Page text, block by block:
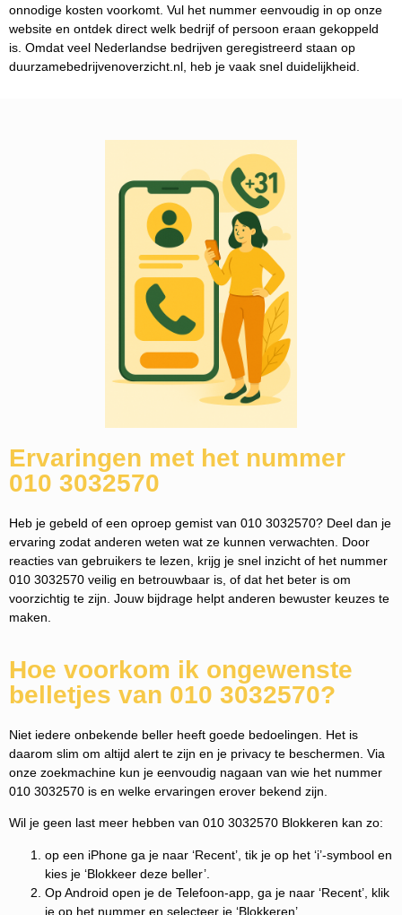
onnodige kosten voorkomt. Vul het nummer eenvoudig in op onze
website en ontdek direct welk bedrijf of persoon eraan gekoppeld
is. Omdat veel Nederlandse bedrijven geregistreerd staan op
duurzamebedrijvenoverzicht.nl, heb je vaak snel duidelijkheid.
Ervaringen met het nummer
010 3032570
Heb je gebeld of een oproep gemist van 010 3032570? Deel dan je
ervaring zodat anderen weten wat ze kunnen verwachten. Door
reacties van gebruikers te lezen, krijg je snel inzicht of het nummer
010 3032570 veilig en betrouwbaar is, of dat het beter is om
voorzichtig te zijn. Jouw bijdrage helpt anderen bewuster keuzes te
maken.
Hoe voorkom ik ongewenste
belletjes van 010 3032570?
Niet iedere onbekende beller heeft goede bedoelingen. Het is
daarom slim om altijd alert te zijn en je privacy te beschermen. Via
onze zoekmachine kun je eenvoudig nagaan van wie het nummer
010 3032570 is en welke ervaringen erover bekend zijn.
Wil je geen last meer hebben van 010 3032570 Blokkeren kan zo:
op een iPhone ga je naar ‘Recent’, tik je op het ‘i’-symbool en
kies je ‘Blokkeer deze beller’.
Op Android open je de Telefoon-app, ga je naar ‘Recent’, klik
je op het nummer en selecteer je ‘Blokkeren’.